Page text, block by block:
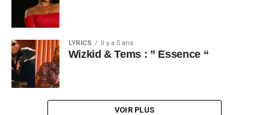
LYRICS Il y a 5 ans
Wizkid & Tems : ” Essence “
VOIR PLUS